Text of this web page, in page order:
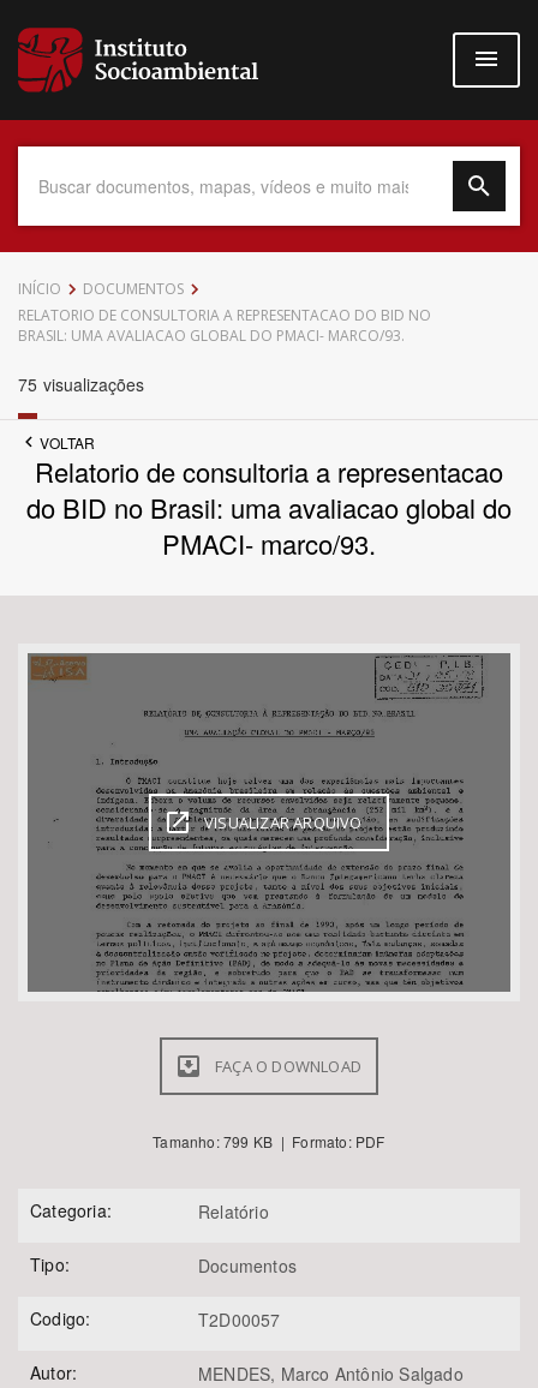
para
conteúdo
Data do Documento
Bioma / Bacia
Tema
Área de Levantamento
Área Protegida
BUSCAR
INÍCIO
DOCUMENTOS
RELATORIO DE CONSULTORIA A REPRESENTACAO DO BID NO
BRASIL: UMA AVALIACAO GLOBAL DO PMACI- MARCO/93.
75 visualizações
VOLTAR
Relatorio de consultoria a representacao
do BID no Brasil: uma avaliacao global do
PMACI- marco/93.
VISUALIZAR ARQUIVO
FAÇA O DOWNLOAD
Tamanho: 799 KB | Formato: PDF
Categoria: Relatório
Tipo: Documentos
Codigo: T2D00057
Autor: MENDES, Marco Antônio Salgado